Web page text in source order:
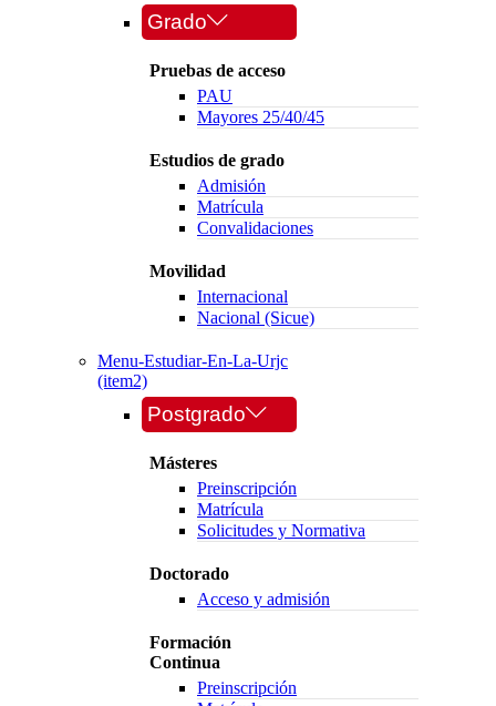
Grado
Pruebas de acceso
PAU
Mayores 25/40/45
Estudios de grado
Admisión
Matrícula
Convalidaciones
Movilidad
Internacional
Nacional (Sicue)
Menu-Estudiar-En-La-Urjc
(item2)
Postgrado
Másteres
Preinscripción
Matrícula
Solicitudes y Normativa
Doctorado
Acceso y admisión
Formación
Continua
Preinscripción